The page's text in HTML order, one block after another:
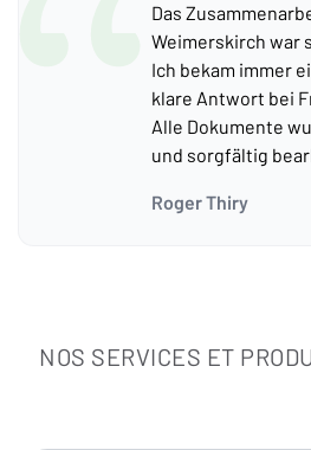
Das
Weimerskirch war
Ich bekam immer
klare Antwort bei
Alle Dokumente
und sorgfältig
Roger Thiry
NOS SERVICES ET